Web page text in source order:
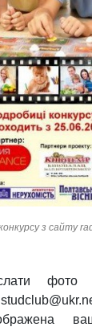
з сайту